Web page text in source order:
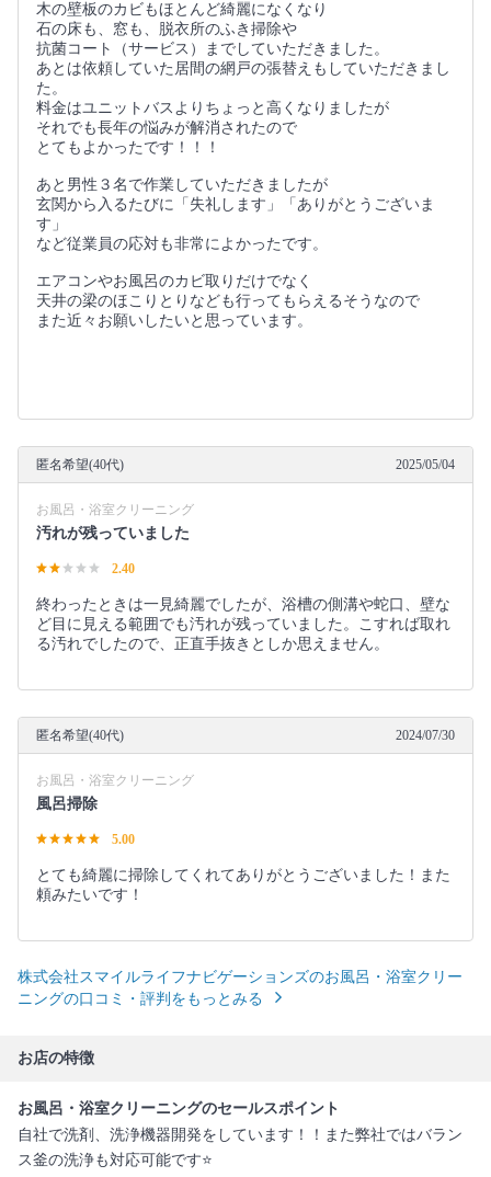
木の壁板のカビもほとんど綺麗になくなり
石の床も、窓も、脱衣所のふき掃除や
抗菌コート（サービス）までしていただきました。
あとは依頼していた居間の網戸の張替えもしていただきまし
た。
料金はユニットバスよりちょっと高くなりましたが
それでも長年の悩みが解消されたので
とてもよかったです！！！
あと男性３名で作業していただきましたが
玄関から入るたびに「失礼します」「ありがとうございま
す」
など従業員の応対も非常によかったです。
エアコンやお風呂のカビ取りだけでなく
天井の梁のほこりとりなども行ってもらえるそうなので
また近々お願いしたいと思っています。
匿名希望(40代) 2025/05/04
お風呂・浴室クリーニング
汚れが残っていました
2.40
終わったときは一見綺麗でしたが、浴槽の側溝や蛇口、壁な
ど目に見える範囲でも汚れが残っていました。こすれば取れ
る汚れでしたので、正直手抜きとしか思えません。
匿名希望(40代) 2024/07/30
お風呂・浴室クリーニング
風呂掃除
5.00
とても綺麗に掃除してくれてありがとうございました！また
頼みたいです！
株式会社スマイルライフナビゲーションズのお風呂・浴室クリー
ニングの口コミ・評判をもっとみる
お店の特徴
お風呂・浴室クリーニングのセールスポイント
自社で洗剤、洗浄機器開発をしています！！また弊社ではバラン
ス釜の洗浄も対応可能です⭐